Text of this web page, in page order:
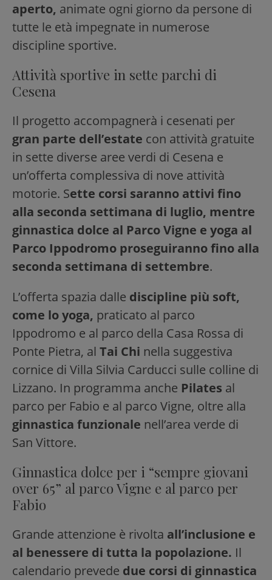
aperto, animate ogni giorno da persone di
tutte le età impegnate in numerose
discipline sportive.
Attività sportive in sette parchi di
Cesena
Il progetto accompagnerà i cesenati per
gran parte dell’estate con attività gratuite
in sette diverse aree verdi di Cesena e
un’offerta complessiva di nove attività
motorie. Sette corsi saranno attivi fino
alla seconda settimana di luglio, mentre
ginnastica dolce al Parco Vigne e yoga al
Parco Ippodromo proseguiranno fino alla
seconda settimana di settembre.
L’offerta spazia dalle discipline più soft,
come lo yoga, praticato al parco
Ippodromo e al parco della Casa Rossa di
Ponte Pietra, al Tai Chi nella suggestiva
cornice di Villa Silvia Carducci sulle colline di
Lizzano. In programma anche Pilates al
parco per Fabio e al parco Vigne, oltre alla
ginnastica funzionale nell’area verde di
San Vittore.
Ginnastica dolce per i “sempre giovani
over 65” al parco Vigne e al parco per
Fabio
Grande attenzione è rivolta all’inclusione e
al benessere di tutta la popolazione. Il
calendario prevede due corsi di ginnastica